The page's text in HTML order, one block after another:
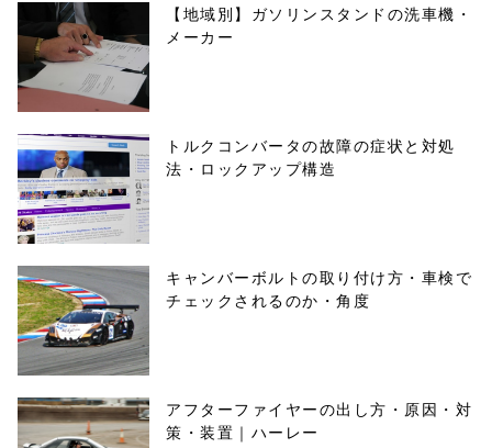
【地域別】ガソリンスタンドの洗車機・
メーカー
トルクコンバータの故障の症状と対処
法・ロックアップ構造
キャンバーボルトの取り付け方・車検で
チェックされるのか・角度
アフターファイヤーの出し方・原因・対
策・装置｜ハーレー